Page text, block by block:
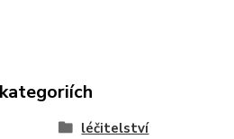
léčitelství